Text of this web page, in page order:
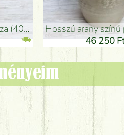
hosszú arany színű
46 250 Ft